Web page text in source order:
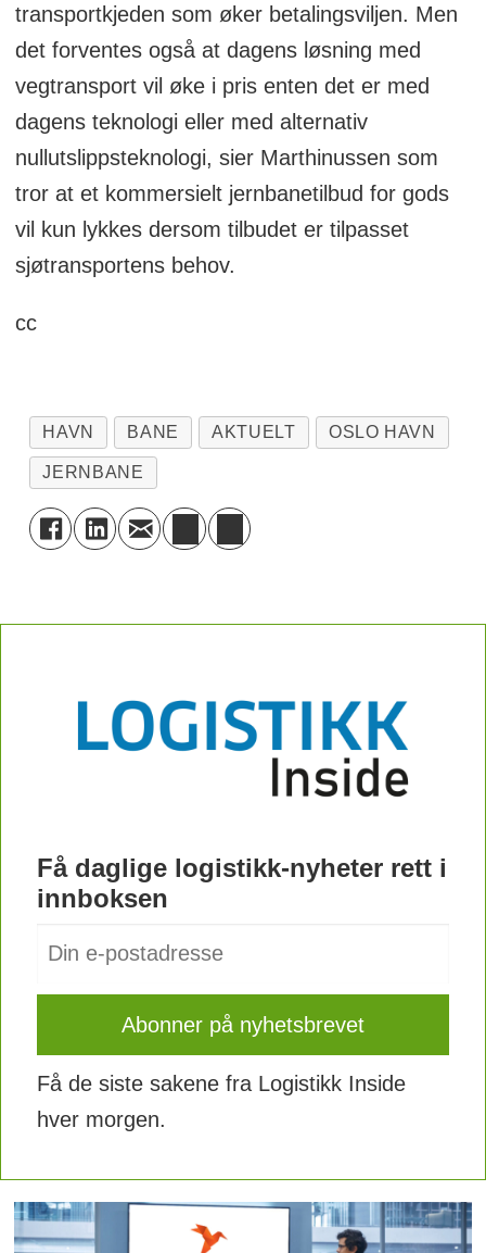
transportkjeden som øker betalingsviljen. Men
det forventes også at dagens løsning med
vegtransport vil øke i pris enten det er med
dagens teknologi eller med alternativ
nullutslippsteknologi, sier Marthinussen som
tror at et kommersielt jernbanetilbud for gods
vil kun lykkes dersom tilbudet er tilpasset
sjøtransportens behov.
cc
HAVN BANE AKTUELT OSLO HAVN
JERNBANE
Få daglige logistikk-nyheter rett i
innboksen
Få de siste sakene fra Logistikk Inside
hver morgen.